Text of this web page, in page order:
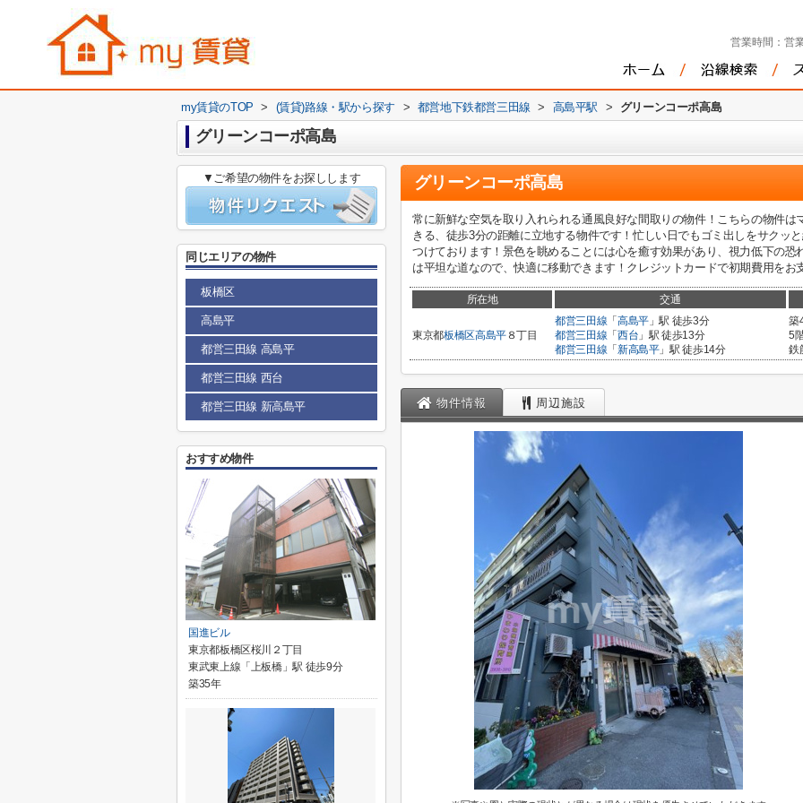
営業時間： 営
my賃貸のTOP > (賃貸)路線・駅から探す > 都営地下鉄都営三田線 > 高島平駅 > グリーンコーポ高島
グリーンコーポ高島
グリーンコーポ高島
常に新鮮な空気を取り入れられる通風良好な間取りの物件！こちらの物件
きる、徒歩3分の距離に立地する物件です！忙しい日でもゴミ出しをサクッ
つけております！景色を眺めることには心を癒す効果があり、視力低下の
は平坦な道なので、快適に移動できます！クレジットカードで初期費用をお
所在地 交通
東京都板橋区高島平８丁目
都営三田線 「 高島平」駅 徒歩3分
都営三田線 「 西台 」駅 徒歩13分
都営三田線 「 新高島平」駅 徒歩14分
築
5
鉄
物件情報 周辺施設
▼ご希望の物件をお探しします
同じエリアの物件
板橋区
高島平
都営三田線 高島平
都営三田線 西台
都営三田線 新高島平
おすすめ物件
国進ビル
東京都板橋区桜川２丁目
東武東上線「上板橋」駅 徒歩9分
築35年